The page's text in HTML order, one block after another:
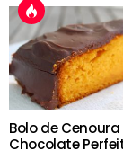
Bolo de Cenoura
Chocolate